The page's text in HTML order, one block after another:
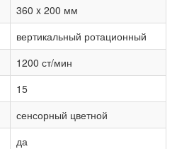
360 x 200 мм
вертикальный ротационный
1200 ст/мин
15
сенсорный цветной
да